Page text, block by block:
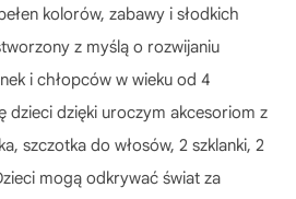
kolorów, zabawy i słodkich
z myślą o rozwijaniu
i chłopców w wieku od 4
dzieci dzięki uroczym akcesoriom z
szczotka do włosów, 2 szklanki, 2
mogą odkrywać świat za